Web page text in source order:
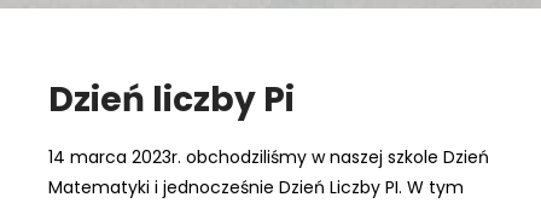
Dzień liczby Pi
14 marca 2023r. obchodziliśmy w naszej szkole Dzień
Matematyki i jednocześnie Dzień Liczby PI. W tym